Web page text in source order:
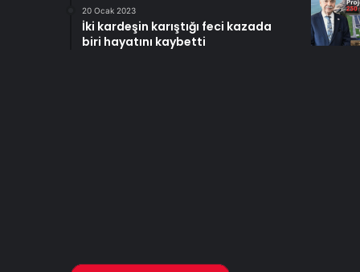
20 Ocak 2023
İki kardeşin karıştığı feci kazada
biri hayatını kaybetti